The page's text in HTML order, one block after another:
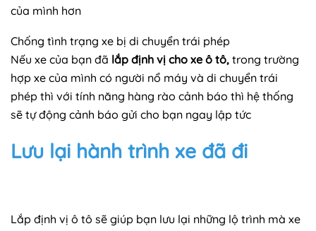
của mình hơn
Chống tình trạng xe bị di chuyển trái phép
Nếu xe của bạn đã lắp định vị cho xe ô tô, trong trường
hợp xe của mình có người nổ máy và di chuyển trái
phép thì với tính năng hàng rào cảnh báo thì hệ thống
sẽ tự động cảnh báo gửi cho bạn ngay lập tức
Lưu lại hành trình xe đã đi
Lắp định vị ô tô sẽ giúp bạn lưu lại những lộ trình mà xe